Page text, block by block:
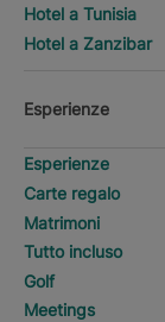
Hotel a Tunisia
Hotel a Zanzibar
Esperienze
Esperienze
Carte regalo
Matrimoni
Tutto incluso
Golf
Meetings